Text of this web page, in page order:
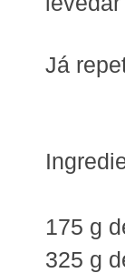
Já
175 g
325 g